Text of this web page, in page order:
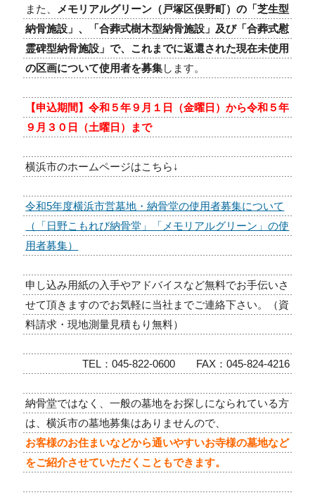
また、
メモリアルグリーン（戸塚区俣野町）の「芝生型
納骨施設」、「合葬式樹木型納骨施設」及び「合葬式慰
霊碑型納骨施設」で、これまでに返還された現在未使用
の区画について使用者を募集します。
【申込期間】令和５年９月１日（金曜日）から令和５年
９月３０日（土曜日）まで
横浜市のホームページはこちら↓
令和5年度横浜市営墓地・納骨堂の使用者募集について
（「日野こもれび納骨堂」「メモリアルグリーン」の使
用者募集）
申し込み用紙の入手やアドバイスなど無料でお手伝いさ
せて頂きますのでお気軽に当社までご連絡下さい。（資
料請求・現地測量見積もり無料）
TEL：045-822-0600 FAX：045-824-4216
納骨堂ではなく、一般の墓地をお探しになられている方
は、横浜市の墓地募集はありませんので、
お客様のお住まいなどから通いやすいお寺様の墓地など
をご紹介させていただくこともできます。